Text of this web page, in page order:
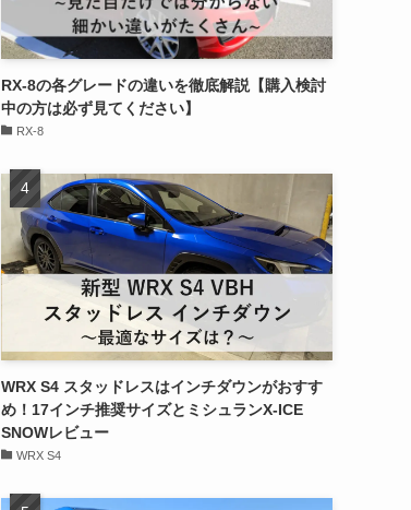
RX-8の各グレードの違いを徹底解説【購入検討
中の方は必ず見てください】
RX-8
WRX S4 スタッドレスはインチダウンがおすす
め！17インチ推奨サイズとミシュランX-ICE
SNOWレビュー
WRX S4